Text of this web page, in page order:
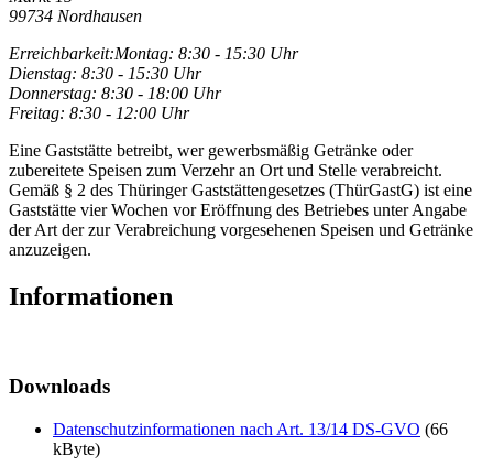
99734 Nordhausen
Erreichbarkeit:Montag: 8:30 - 15:30 Uhr
Dienstag: 8:30 - 15:30 Uhr
Donnerstag: 8:30 - 18:00 Uhr
Freitag: 8:30 - 12:00 Uhr
Eine Gaststätte betreibt, wer gewerbsmäßig Getränke oder
zubereitete Speisen zum Verzehr an Ort und Stelle verabreicht.
Gemäß § 2 des Thüringer Gaststättengesetzes (ThürGastG) ist eine
Gaststätte vier Wochen vor Eröffnung des Betriebes unter Angabe
der Art der zur Verabreichung vorgesehenen Speisen und Getränke
anzuzeigen.
Informationen
Downloads
Datenschutzinformationen nach Art. 13/14 DS-GVO (66
kByte)